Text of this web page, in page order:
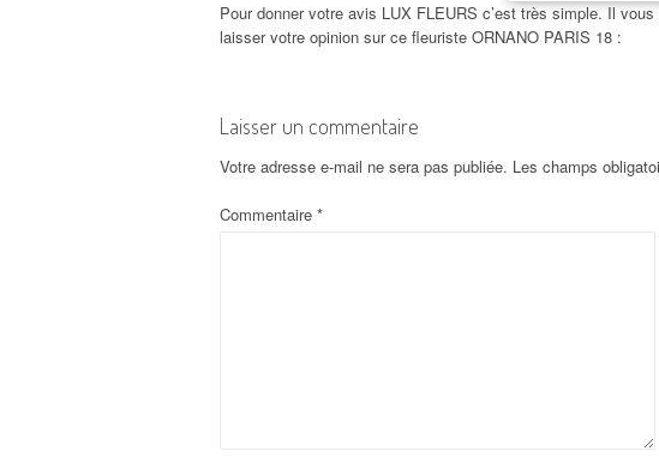
Pour donner votre avis LUX FLEURS c’est très simple. Il
laisser votre opinion sur ce fleuriste ORNANO PARIS 18 :
Laisser un commentaire
Votre adresse e-mail ne sera pas publiée. Les champs
Commentaire *